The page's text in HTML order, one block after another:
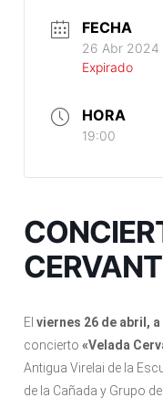
FECHA
26 Abr 2024
Expirado
HORA
19:00
Elviernes 26 de abril,
concierto«Velada
Antigua Virelai de la
de la Cañada y Grupo